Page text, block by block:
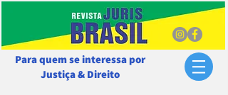
Para quem se interessa por
Justiça & Direito